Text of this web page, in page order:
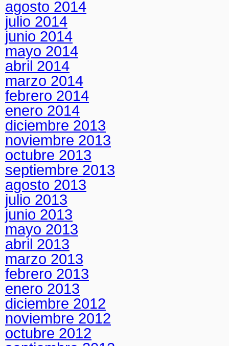
agosto 2014
julio 2014
junio 2014
mayo 2014
abril 2014
marzo 2014
febrero 2014
enero 2014
diciembre 2013
noviembre 2013
octubre 2013
septiembre 2013
agosto 2013
julio 2013
junio 2013
mayo 2013
abril 2013
marzo 2013
febrero 2013
enero 2013
diciembre 2012
noviembre 2012
octubre 2012